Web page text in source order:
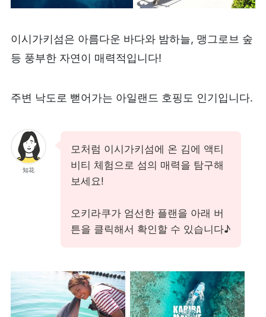
이시가키섬은 아름다운 바다와 밤하늘, 맹그로브 숲
등 풍부한 자연이 매력적입니다!
주변 낙도로 뻗어가는 아일랜드 호핑도 인기입니다.
知花
모처럼 이시가키섬에 온 김에 액티
비티 체험으로 섬의 매력을 탐구해
보세요!
오키라쿠가 엄선한 플랜을 아래 버
튼을 클릭해서 확인할 수 있습니다♪